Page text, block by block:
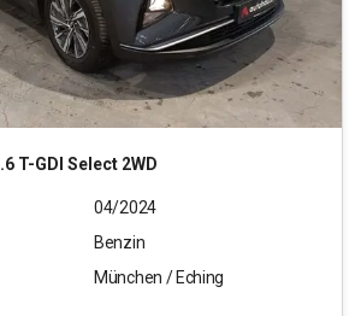
T-GDI Select 2WD
04/2024
Benzin
München / Eching